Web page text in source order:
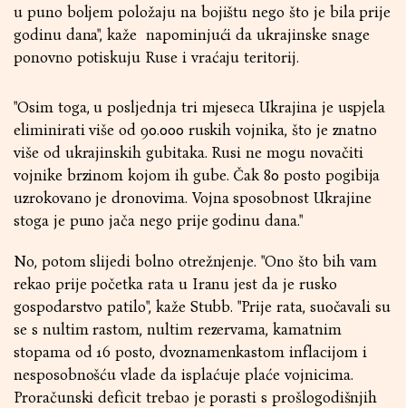
u puno boljem položaju na bojištu nego što je bila prije
godinu dana", kaže napominjući da ukrajinske snage
ponovno potiskuju Ruse i vraćaju teritorij.
"Osim toga, u posljednja tri mjeseca Ukrajina je uspjela
eliminirati više od 90.000 ruskih vojnika, što je znatno
više od ukrajinskih gubitaka. Rusi ne mogu novačiti
vojnike brzinom kojom ih gube. Čak 80 posto pogibija
uzrokovano je dronovima. Vojna sposobnost Ukrajine
stoga je puno jača nego prije godinu dana."
No, potom slijedi bolno otrežnjenje. "Ono što bih vam
rekao prije početka rata u Iranu jest da je rusko
gospodarstvo patilo", kaže Stubb. "Prije rata, suočavali su
se s nultim rastom, nultim rezervama, kamatnim
stopama od 16 posto, dvoznamenkastom inflacijom i
nesposobnošću vlade da isplaćuje plaće vojnicima.
Proračunski deficit trebao je porasti s prošlogodišnjih